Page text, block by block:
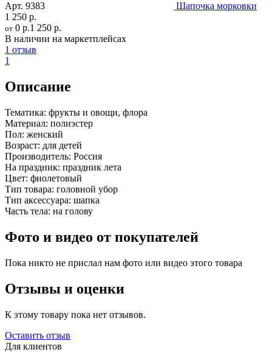
Арт. 9383
Шапочка морковки
1 250 р.
от 0 р.1 250 р.
В наличии на маркетплейсах
1 отзыв
1
Описание
Тематика: фрукты и овощи, флора
Материал: полиэстер
Пол: женский
Возраст: для детей
Производитель: Россия
На праздник: праздник лета
Цвет: фиолетовый
Тип товара: головной убор
Тип аксессуара: шапка
Часть тела: на голову
Фото и видео от покупателей
Пока никто не прислал нам фото или видео этого товара
Отзывы и оценки
К этому товару пока нет отзывов.
Оставить отзыв
Для клиентов